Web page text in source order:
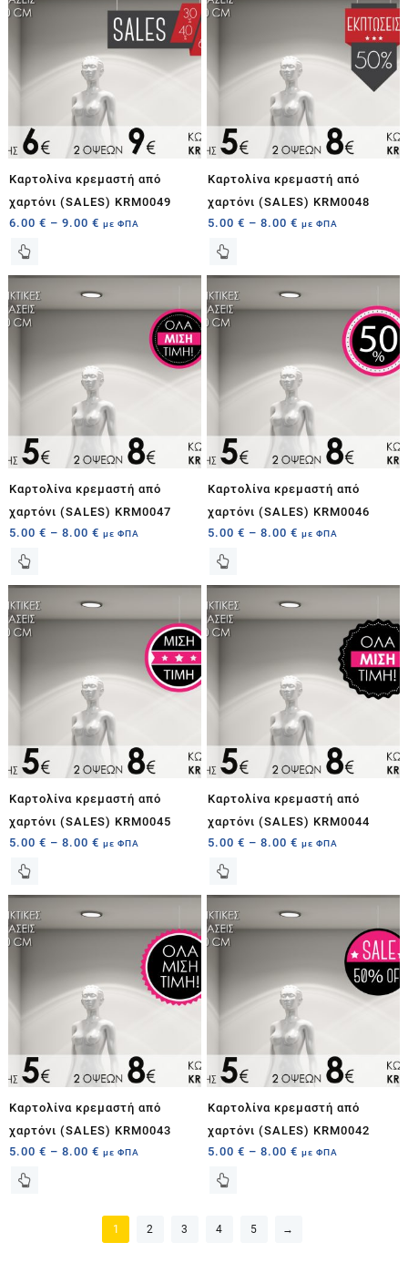
Καρτολίνα κρεμαστή από
χαρτόνι (SALES) KRM0049
6.00 € – 9.00 € με ΦΠΑ
Καρτολίνα κρεμαστή από
χαρτόνι (SALES) KRM0048
5.00€ –8.00€ με ΦΠΑ
Καρτολίνα κρεμαστή από
χαρτόνι (SALES) KRM0047
5.00 € – 8.00 € με ΦΠΑ
Καρτολίνα κρεμαστή από
χαρτόνι (SALES) KRM0046
5.00€ –8.00€ με ΦΠΑ
Καρτολίνα κρεμαστή από
χαρτόνι (SALES) KRM0045
5.00 € – 8.00 € με ΦΠΑ
Καρτολίνα κρεμαστή από
χαρτόνι (SALES) KRM0044
5.00€ –8.00€ με ΦΠΑ
Καρτολίνα κρεμαστή από
χαρτόνι (SALES) KRM0043
5.00 € – 8.00 € με ΦΠΑ
Καρτολίνα κρεμαστή από
χαρτόνι (SALES) KRM0042
5.00€ –8.00€ με ΦΠΑ
1 2 3 4 5 →